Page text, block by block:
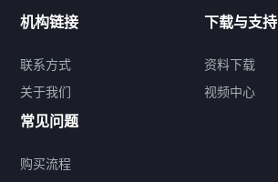
联系方式
机构链接
联系方式
关于我们
下载与支持
资料下载
视频中心
常见问题
购买流程